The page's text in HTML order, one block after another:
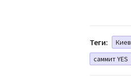
Теги: Киев
саммит YES